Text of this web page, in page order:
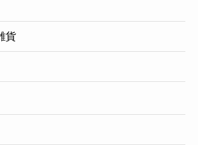
貨